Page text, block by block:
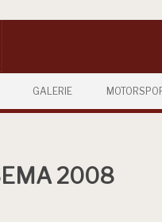
GALERIE
2008